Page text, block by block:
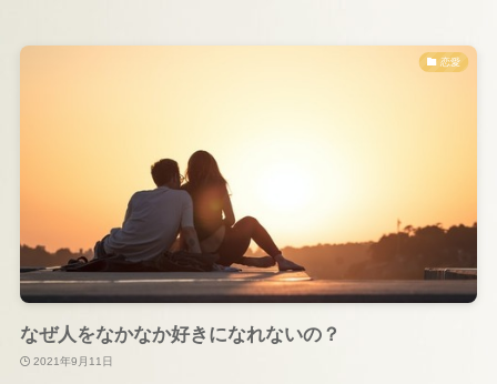
恋愛
なぜ人をなかなか好きになれないの？
2021年9月11日